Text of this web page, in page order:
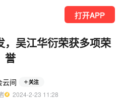
打开APP
，吴江华衍荣获多项荣
誉
云间 关注
  2024-2-23 11:28